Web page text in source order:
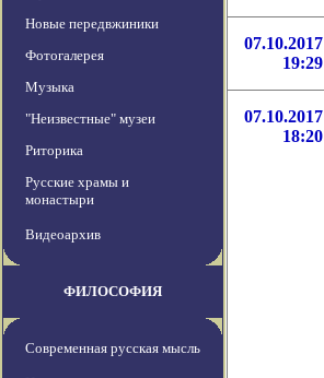
Новые передвжиники
Фотогалерея
Музыка
"Неизвестные" музеи
Риторика
Русские храмы и
монастыри
Видеоархив
ФИЛОСОФИЯ
Современная русская мысль
07.10.2017
19:29
07.10.2017
18:20